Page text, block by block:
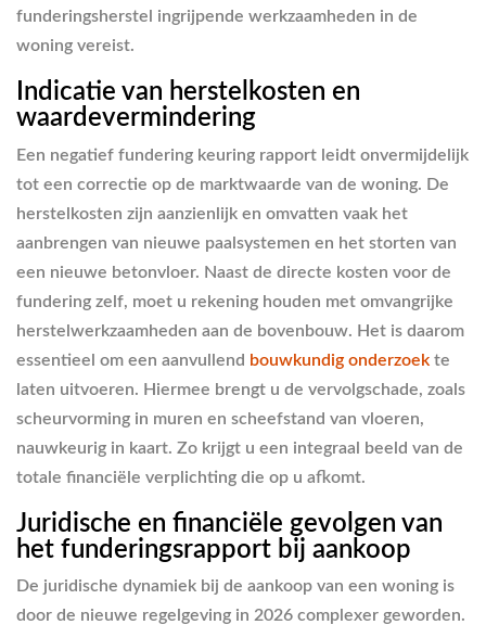
funderingsherstel ingrijpende werkzaamheden in de
woning vereist.
Indicatie van herstelkosten en
waardevermindering
Een negatief fundering keuring rapport leidt onvermijdelijk
tot een correctie op de marktwaarde van de woning. De
herstelkosten zijn aanzienlijk en omvatten vaak het
aanbrengen van nieuwe paalsystemen en het storten van
een nieuwe betonvloer. Naast de directe kosten voor de
fundering zelf, moet u rekening houden met omvangrijke
herstelwerkzaamheden aan de bovenbouw. Het is daarom
essentieel om een aanvullend bouwkundig onderzoek te
laten uitvoeren. Hiermee brengt u de vervolgschade, zoals
scheurvorming in muren en scheefstand van vloeren,
nauwkeurig in kaart. Zo krijgt u een integraal beeld van de
totale financiële verplichting die op u afkomt.
Juridische en financiële gevolgen van
het funderingsrapport bij aankoop
De juridische dynamiek bij de aankoop van een woning is
door de nieuwe regelgeving in 2026 complexer geworden.